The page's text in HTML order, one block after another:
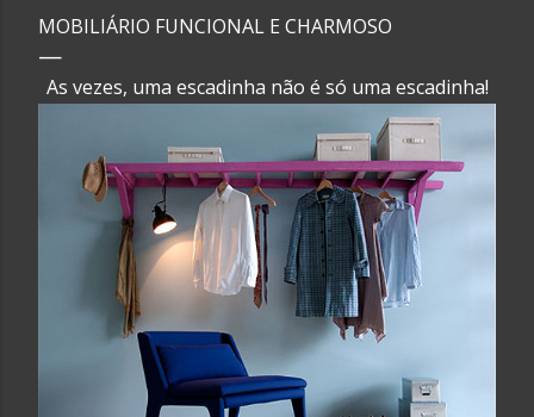
MOBILIÁRIO FUNCIONAL E CHARMOSO
As vezes, uma escadinha não é só uma escadinha!